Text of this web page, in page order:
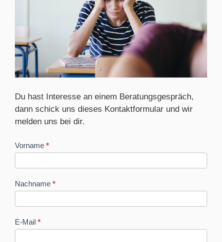
Du hast Interesse an einem Beratungsgespräch,
dann schick uns dieses Kontaktformular und wir
melden uns bei dir.
Beratungsanfrage
Vorname *
Nachname *
E-Mail *